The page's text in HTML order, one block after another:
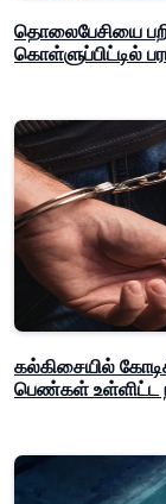
தொலைபேசியை
கொள்ளுப்பிட்டில்
கல்கிசையில்
பெண்கள் உள்ளிட்ட